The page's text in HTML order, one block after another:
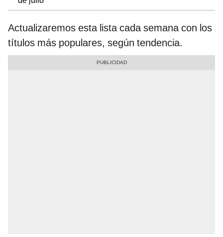
Actualizaremos esta lista cada semana con los
títulos más populares, según tendencia.